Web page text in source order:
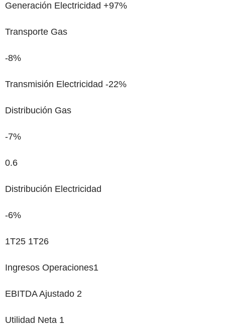
Generación Electricidad +97%
Transporte Gas
-8%
Transmisión Electricidad -22%
Distribución Gas
-7%
0.6
Distribución Electricidad
-6%
1T25 1T26
Ingresos Operaciones1
EBITDA Ajustado 2
Utilidad Neta 1